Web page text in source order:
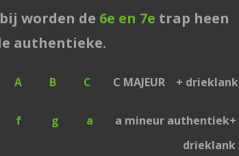
worden de 6e en 7e trap heen
authentieke.
A B C C MAJEUR + drieklank
g a
a mineur authentiek+